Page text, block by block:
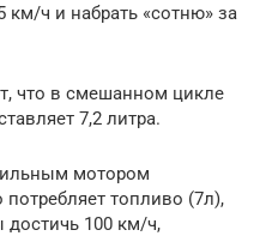
км/ч и набрать «сотню» за
что в смешанном цикле
7,2 литра.
мотором
топливо (7л),
достичь 100 км/ч,